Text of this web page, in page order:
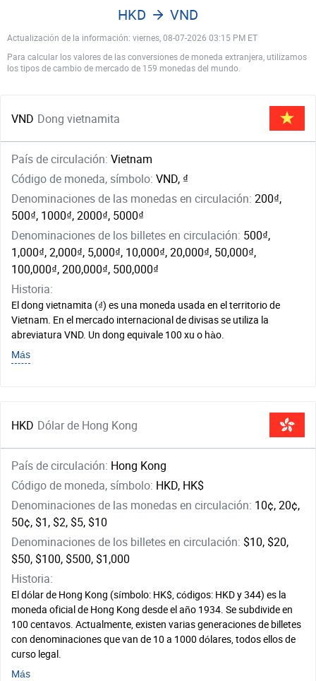
Actualización de la información: viernes, 08-07-2026 03:15 PM ET
HKD VND
Para calcular los valores de las conversiones de moneda extranjera, utilizamos
los tipos de cambio de mercado de 159 monedas del mundo.
VND Dong vietnamita
País de circulación: Vietnam
Código de moneda, símbolo: VND, ₫
Denominaciones de las monedas en circulación: 200₫,
500₫, 1000₫, 2000₫, 5000₫
Denominaciones de los billetes en circulación: 500₫,
1,000₫, 2,000₫, 5,000₫, 10,000₫, 20,000₫, 50,000₫,
100,000₫, 200,000₫, 500,000₫
Historia:
El dong vietnamita (₫) es una moneda usada en el territorio de
Vietnam. En el mercado internacional de divisas se utiliza la
abreviatura VND. Un dong equivale 100 xu o hào.
Más
HKD Dólar de Hong Kong
País de circulación: Hong Kong
Código de moneda, símbolo: HKD, HK$
Denominaciones de las monedas en circulación: 10¢, 20¢,
50¢, $1, $2, $5, $10
Denominaciones de los billetes en circulación: $10, $20,
$50, $100, $500, $1,000
Historia:
El dólar de Hong Kong (símbolo: HK$, códigos: HKD y 344) es la
moneda oficial de Hong Kong desde el año 1934. Se subdivide en
100 centavos. Actualmente, existen varias generaciones de billetes
con denominaciones que van de 10 a 1000 dólares, todos ellos de
curso legal.
Más